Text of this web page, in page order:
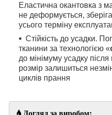
Еластична окантовка з
не деформується,
усього терміну
Стійкість до усадки.
тканини за технологією «
до мінімуму усадку
розмір залишиться
циклів прання
Догляд за виробом: